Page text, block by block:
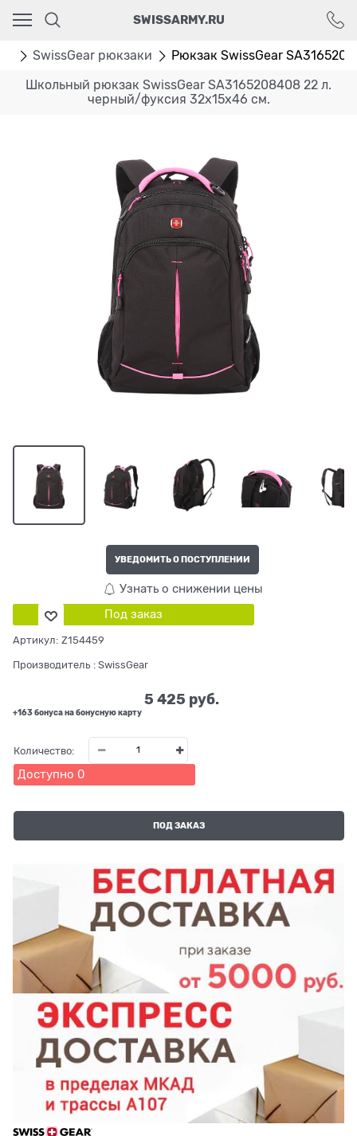
SWISSARMY.RU
SwissGear рюкзаки Рюкзак SwissGear
Школьный рюкзак SwissGear SA3165208408 22 л.
черный/фуксия 32х15х46 см.
УВЕДОМИТЬ О ПОСТУПЛЕНИИ
Узнать о снижении цены
Под заказ
Артикул: Z154459
Производитель : SwissGear
5 425 руб.
+163 бонуса на бонусную карту
Количество:
Доступно 0
ПОД ЗАКАЗ
Ваш город - Москва,
угадали?
ДА НЕТ